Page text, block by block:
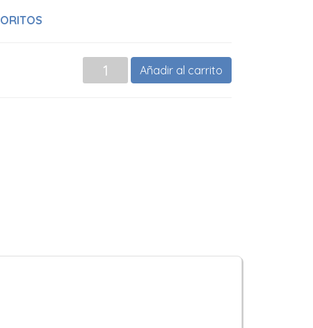
Añadir al carrito